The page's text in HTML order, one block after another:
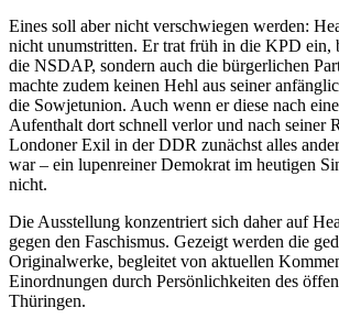
Eines soll aber nicht verschwiegen werden:
nicht unumstritten. Er trat früh in die KPD ein,
die NSDAP, sondern auch die bürgerlichen
machte zudem keinen Hehl aus seiner
die Sowjetunion. Auch wenn er diese nach
Aufenthalt dort schnell verlor und nach seiner
Londoner Exil in der DDR zunächst alles
war – ein lupenreiner Demokrat im heutigen
nicht.
Die Ausstellung konzentriert sich daher auf
gegen den Faschismus. Gezeigt werden die
Originalwerke, begleitet von aktuellen
Einordnungen durch Persönlichkeiten des
Thüringen.